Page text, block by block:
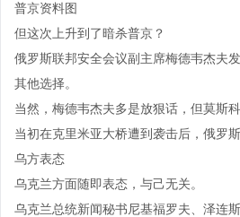
普京资料图
但这次上升到了暗杀普京？
俄罗斯联邦安全会议副主席梅德韦杰夫
其他选择。
当然，梅德韦杰夫多是放狠话，但莫斯
当初在克里米亚大桥遭到袭击后，俄罗
乌方表态
乌克兰方面随即表态，与己无关。
乌克兰总统新闻秘书尼基福罗夫、泽连